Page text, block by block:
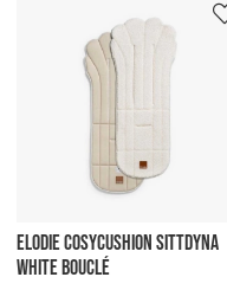
ELODIE COSYCUSHION SITTDYNA
WHITE BOUCLÉ